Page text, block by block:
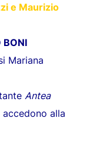
e Maurizio
BONI
Mariana
Antea
alla